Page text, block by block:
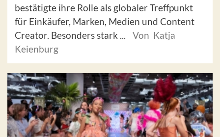
bestätigte ihre Rolle als globaler Treffpunkt
für Einkäufer, Marken, Medien und Content
Creator. Besonders stark ...
Von Katja
Keienburg